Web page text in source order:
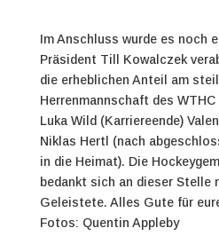
Im Anschluss wurde es noch
Präsident Till Kowalczek
die erheblichen Anteil am
Herrenmannschaft des
Luka Wild (Karriereende)
Niklas Hertl (nach
in die Heimat). Die
bedankt sich an dieser Stelle
Geleistete. Alles Gute für
Fotos: Quentin Appleby